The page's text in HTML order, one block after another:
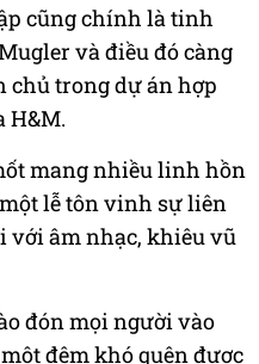
cũng chính là tinh
và điều đó càng
chủ trong dự án hợp
H&M.
mang nhiều linh hồn
lễ tôn vinh sự liên
với âm nhạc, khiêu vũ
đón mọi người vào
đêm khó quên được